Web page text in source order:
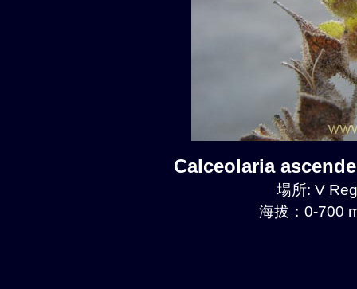
Calceolaria
場所: V
海拔：0-700